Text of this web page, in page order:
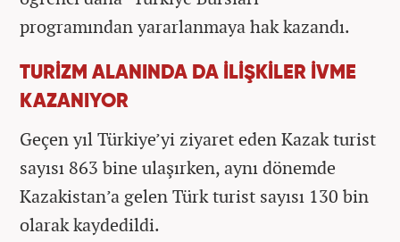
programından yararlanmaya hak kazandı.
TURİZM ALANINDA DA İLİŞKİLER İVME
KAZANIYOR
Geçen yıl Türkiye’yi ziyaret eden Kazak turist
sayısı 863 bine ulaşırken, aynı dönemde
Kazakistan’a gelen Türk turist sayısı 130 bin
olarak kaydedildi.